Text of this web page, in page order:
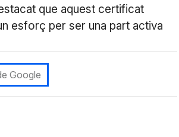
que aquest certificat
esforç per ser una part activa
Google